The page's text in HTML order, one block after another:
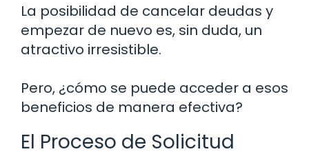
La posibilidad de cancelar deudas y
empezar de nuevo es, sin duda, un
atractivo irresistible.
Pero, ¿cómo se puede acceder a esos
beneficios de manera efectiva?
El Proceso de Solicitud